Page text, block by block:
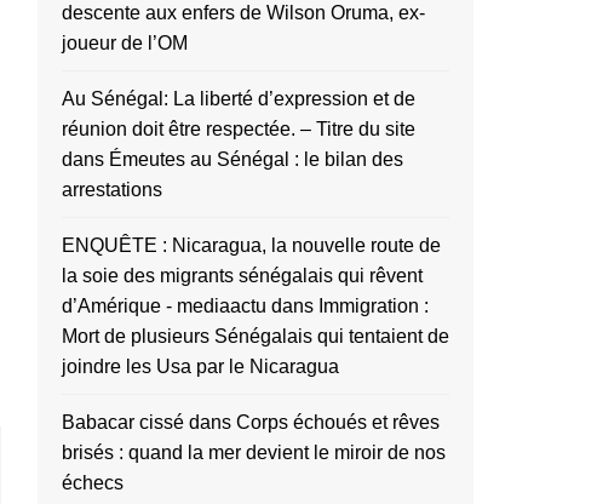
descente aux enfers de Wilson Oruma, ex-
joueur de l’OM
Au Sénégal: La liberté d’expression et de
réunion doit être respectée. – Titre du site
dans Émeutes au Sénégal : le bilan des
arrestations
ENQUÊTE : Nicaragua, la nouvelle route de
la soie des migrants sénégalais qui rêvent
d’Amérique - mediaactu dans Immigration :
Mort de plusieurs Sénégalais qui tentaient de
joindre les Usa par le Nicaragua
Babacar cissé dans Corps échoués et rêves
brisés : quand la mer devient le miroir de nos
échecs